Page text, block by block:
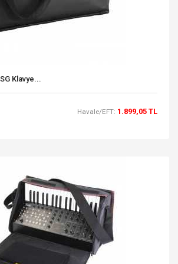
Klavye...
Havale/EFT: 1.899,05 TL